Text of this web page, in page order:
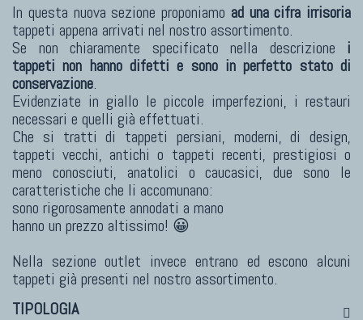
Bhadohi Moderni
Kala Laie
Reloaded
Tappeti Moderni Collezione Morandi
TAPPETI DI DESIGN D'ARTE
Marco Nereo Rotelli
Daniela Marchetti
Chuk Palu
Giorgio Palù
Fabio Morandi
Vito Catalano
In questa nuova sezione proponiamo ad una cifra irrisoria
tappeti appena arrivati nel nostro assortimento.
Se non chiaramente specificato nella descrizione i
tappeti non hanno difetti e sono in perfetto stato di
conservazione.
Evidenziate in giallo le piccole imperfezioni, i restauri
necessari e quelli già effettuati.
Che si tratti di tappeti persiani, moderni, di design,
tappeti vecchi, antichi o tappeti recenti, prestigiosi o
meno conosciuti, anatolici o caucasici, due sono le
caratteristiche che li accomunano:
sono rigorosamente annodati a mano
hanno un prezzo altissimo! 😀
Nella sezione outlet invece entrano ed escono alcuni
tappeti già presenti nel nostro assortimento.
TIPOLOGIA